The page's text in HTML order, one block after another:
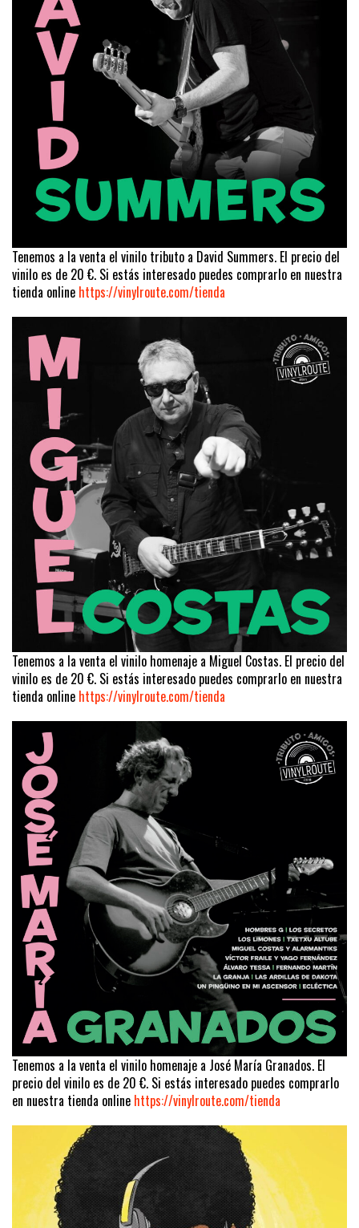
Tenemos a la venta el vinilo tributo a David Summers. El precio del
vinilo es de 20 €. Si estás interesado puedes comprarlo en nuestra
tienda online https://vinylroute.com/tienda
Tenemos a la venta el vinilo homenaje a Miguel Costas. El precio del
vinilo es de 20 €. Si estás interesado puedes comprarlo en nuestra
tienda online https://vinylroute.com/tienda
Tenemos a la venta el vinilo homenaje a José María Granados. El
precio del vinilo es de 20 €. Si estás interesado puedes comprarlo
en nuestra tienda online https://vinylroute.com/tienda